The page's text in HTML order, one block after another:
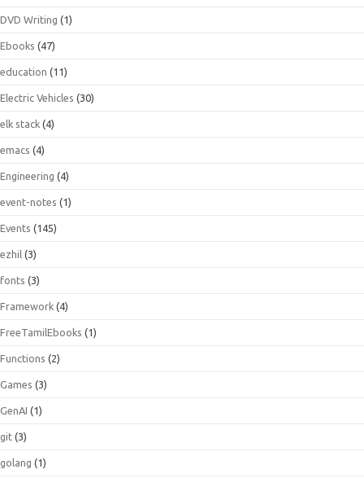
DVD Writing (1)
Ebooks (47)
education (11)
Electric Vehicles (30)
elk stack (4)
emacs (4)
Engineering (4)
event-notes (1)
Events (145)
ezhil (3)
fonts (3)
Framework (4)
FreeTamilEbooks (1)
Functions (2)
Games (3)
GenAI (1)
git (3)
golang (1)